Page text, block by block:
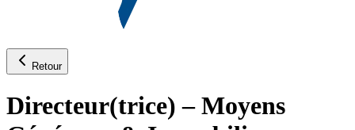
Retour
Directeur(trice) – Moyens